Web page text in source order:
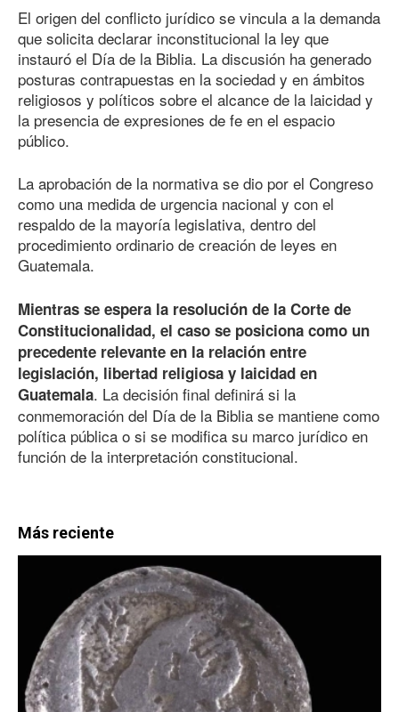
El origen del conflicto jurídico se vincula a la demanda
que solicita declarar inconstitucional la ley que
instauró el Día de la Biblia. La discusión ha generado
posturas contrapuestas en la sociedad y en ámbitos
religiosos y políticos sobre el alcance de la laicidad y
la presencia de expresiones de fe en el espacio
público.
La aprobación de la normativa se dio por el Congreso
como una medida de urgencia nacional y con el
respaldo de la mayoría legislativa, dentro del
procedimiento ordinario de creación de leyes en
Guatemala.
Mientras se espera la resolución de la Corte de
Constitucionalidad, el caso se posiciona como un
precedente relevante en la relación entre
legislación, libertad religiosa y laicidad en
Guatemala. La decisión final definirá si la
conmemoración del Día de la Biblia se mantiene como
política pública o si se modifica su marco jurídico en
función de la interpretación constitucional.
Más reciente